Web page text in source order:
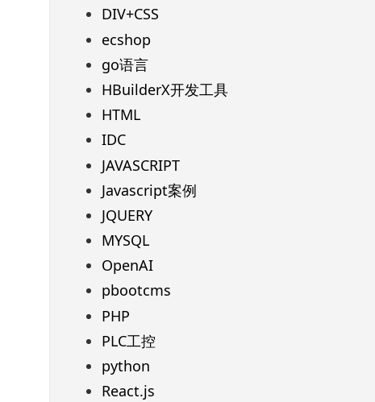
DIV+CSS
ecshop
go语言
HBuilderX开发工具
HTML
IDC
JAVASCRIPT
Javascript案例
JQUERY
MYSQL
OpenAI
pbootcms
PHP
PLC工控
python
React.js